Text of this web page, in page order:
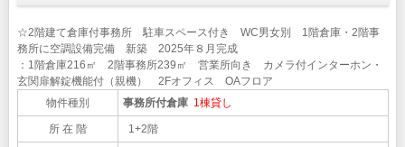
☆2階建て倉庫付事務所 駐車スペース付き WC男女別 1階倉庫・2階事
務所に空調設備完備 新築 2025年８月完成
：1階倉庫216㎡ 2階事務所239㎡ 営業所向き カメラ付インターホン・
玄関扉解錠機能付（親機） 2Fオフィス OAフロア
物件種別
事務所付倉庫 1棟貸し
所 在 階 1+2階